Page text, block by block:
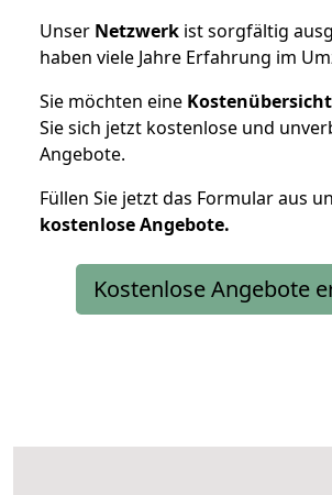
Unser Netzwerk ist sorgfältig
haben viele Jahre Erfahrung im
Sie möchten eine
Sie sich jetzt kostenlose und
Angebote.
Füllen Sie jetzt das Formular aus
kostenloseAngebote.
Kostenlose Angebote